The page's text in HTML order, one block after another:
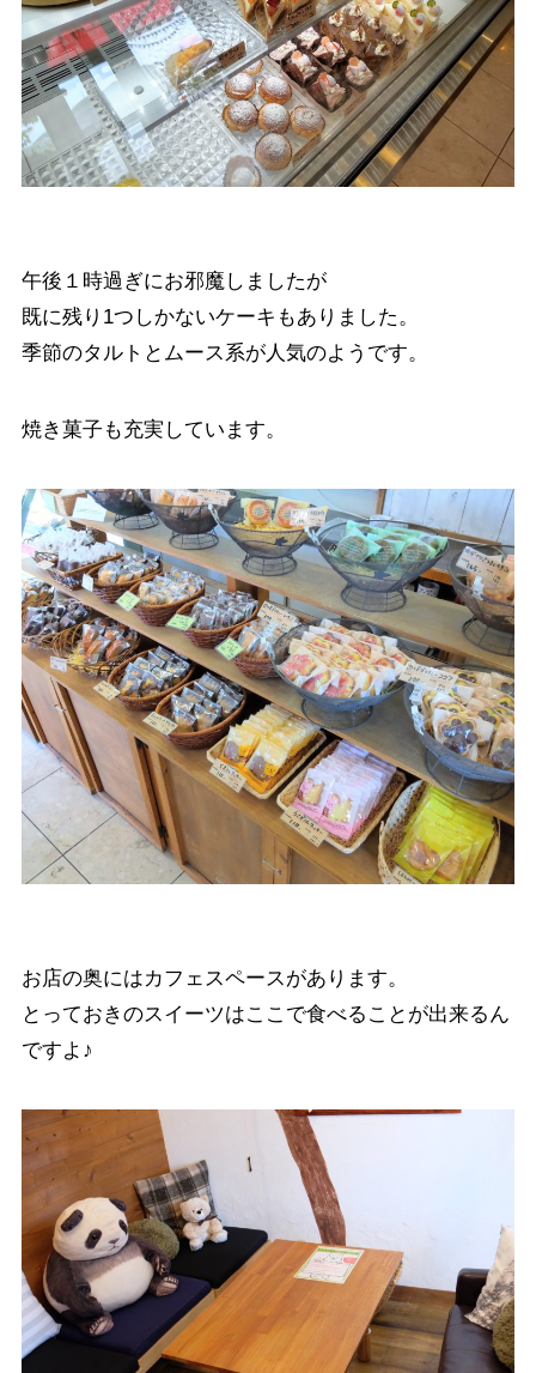
午後１時過ぎにお邪魔しましたが
既に残り1つしかないケーキもありました。
季節のタルトとムース系が人気のようです。
焼き菓子も充実しています。
お店の奥にはカフェスペースがあります。
とっておきのスイーツはここで食べることが出来るん
ですよ♪